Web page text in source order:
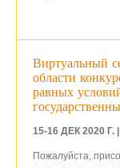
Виртуальный
области
равных
15-16 ДЕК 2020 Г.
Пожалуйста,